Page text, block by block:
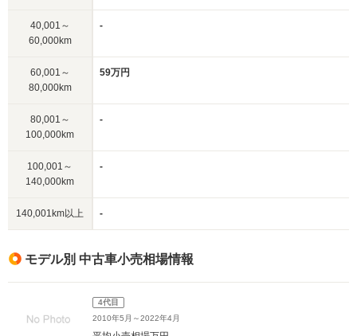
40,001～
60,000km
-
60,001～
80,000km
59万円
80,001～
100,000km
-
100,001～
140,000km
-
140,001km以上 -
モデル別 中古車小売相場情報
4代目
2010年5月～2022年4月